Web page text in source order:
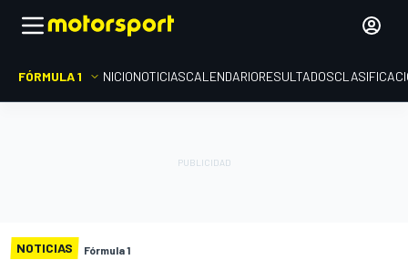
FÓRMULA 1 INICIONOTICIASCALENDARIORESULTADOS
NOTICIAS Fórmula 1